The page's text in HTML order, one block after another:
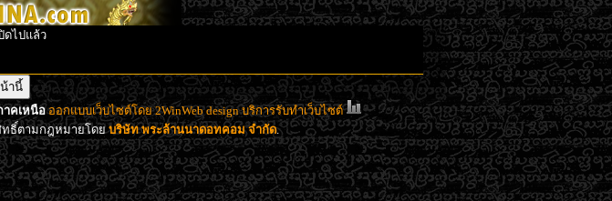
ไปแล้ว
าคเหนือออกแบบเว็บไซต์โดย 2WinWeb design บริการรับทำเว็บไซต์
ทธิ์ตามกฎหมายโดยบริษัท พระล้านนาดอทคอม จำกัด.